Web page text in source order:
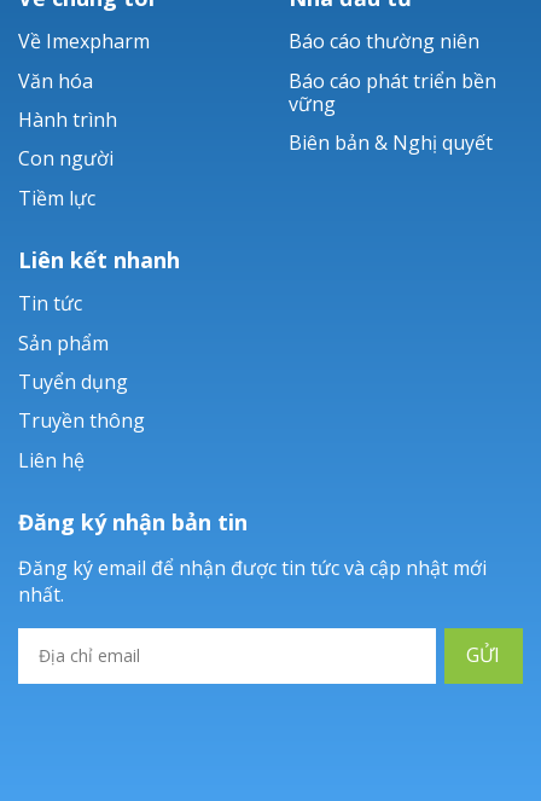
Về Imexpharm
Văn hóa
Hành trình
Con người
Tiềm lực
Báo cáo thường niên
Báo cáo phát triển bền
vững
Biên bản & Nghị quyết
Liên kết nhanh
Tin tức
Sản phẩm
Tuyển dụng
Truyền thông
Liên hệ
Đăng ký nhận bản tin
Đăng ký email để nhận được tin tức và cập nhật mới
nhất.
GỬI